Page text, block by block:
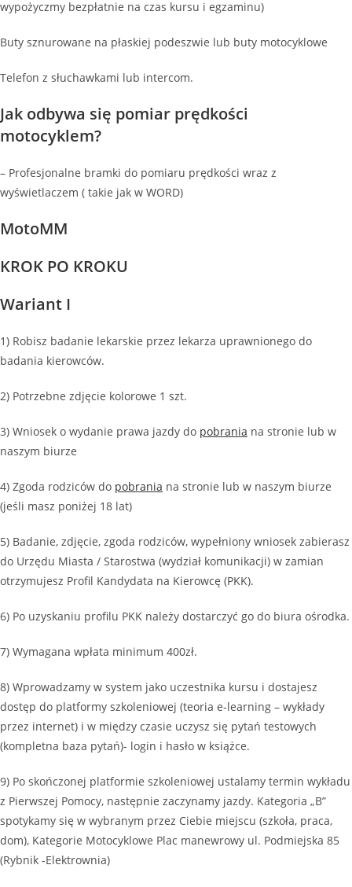
wypożyczmy bezpłatnie na czas kursu i egzaminu)
Buty sznurowane na płaskiej podeszwie lub buty motocyklowe
Telefon z słuchawkami lub intercom.
Jak odbywa się pomiar prędkości
motocyklem?
– Profesjonalne bramki do pomiaru prędkości wraz z
wyświetlaczem ( takie jak w WORD)
MotoMM
KROK PO KROKU
Wariant I
1) Robisz badanie lekarskie przez lekarza uprawnionego do
badania kierowców.
2) Potrzebne zdjęcie kolorowe 1 szt.
3) Wniosek o wydanie prawa jazdy do pobrania na stronie lub w
naszym biurze
4) Zgoda rodziców do pobrania na stronie lub w naszym biurze
(jeśli masz poniżej 18 lat)
5) Badanie, zdjęcie, zgoda rodziców, wypełniony wniosek zabierasz
do Urzędu Miasta / Starostwa (wydział komunikacji) w zamian
otrzymujesz Profil Kandydata na Kierowcę (PKK).
6) Po uzyskaniu profilu PKK należy dostarczyć go do biura ośrodka.
7) Wymagana wpłata minimum 400zł.
8) Wprowadzamy w system jako uczestnika kursu i dostajesz
dostęp do platformy szkoleniowej (teoria e-learning – wykłady
przez internet) i w między czasie uczysz się pytań testowych
(kompletna baza pytań)- login i hasło w książce.
9) Po skończonej platformie szkoleniowej ustalamy termin wykładu
z Pierwszej Pomocy, następnie zaczynamy jazdy. Kategoria „B”
spotykamy się w wybranym przez Ciebie miejscu (szkoła, praca,
dom), Kategorie Motocyklowe Plac manewrowy ul. Podmiejska 85
(Rybnik -Elektrownia)